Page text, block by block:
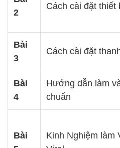
2
Cách cài đặt thiết
Bài
3
Cách cài đặt
Bài
4
Hướng dẫn làm
chuẩn
Bài
Kinh Nghiệm làm